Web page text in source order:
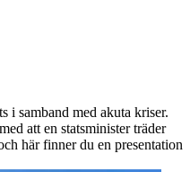
i samband med akuta kriser.
att en statsminister träder
här finner du en presentation